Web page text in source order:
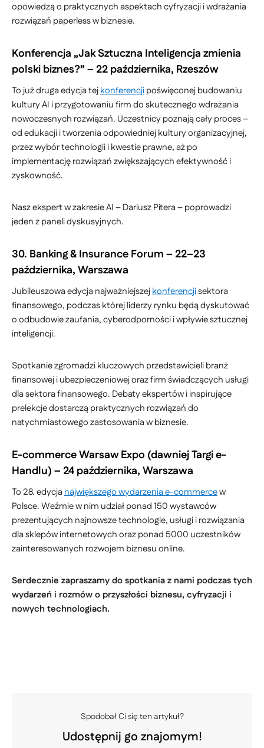
opowiedzą o praktycznych aspektach cyfryzacji i wdrażania
rozwiązań paperless w biznesie.
Konferencja „Jak Sztuczna Inteligencja zmienia
polski biznes?” – 22 października, Rzeszów
To już druga edycja tejkonferencjipoświęconej budowaniu
kultury AI i przygotowaniu firm do skutecznego wdrażania
nowoczesnych rozwiązań. Uczestnicy poznają cały proces –
od edukacji i tworzenia odpowiedniej kultury organizacyjnej,
przez wybór technologii i kwestie prawne, aż po
implementację rozwiązań zwiększających efektywność i
zyskowność.
Nasz ekspert w zakresie AI – Dariusz Pitera – poprowadzi
jeden z paneli dyskusyjnych.
30. Banking & Insurance Forum – 22–23
października, Warszawa
Jubileuszowa edycja najważniejszejkonferencjisektora
finansowego, podczas której liderzy rynku będą dyskutować
o odbudowie zaufania, cyberodporności i wpływie sztucznej
inteligencji.
Spotkanie zgromadzi kluczowych przedstawicieli branż
finansowej i ubezpieczeniowej oraz firm świadczących usługi
dla sektora finansowego. Debaty ekspertów i inspirujące
prelekcje dostarczą praktycznych rozwiązań do
natychmiastowego zastosowania w biznesie.
E-commerce Warsaw Expo (dawniej Targi e-
Handlu) – 24 października, Warszawa
To 28. edycjanajwiększego wydarzenia e-commercew
Polsce. Weźmie w nim udział ponad 150 wystawców
prezentujących najnowsze technologie, usługi i rozwiązania
dla sklepów internetowych oraz ponad 5000 uczestników
zainteresowanych rozwojem biznesu online.
Serdecznie zapraszamy do spotkania z nami podczas tych
wydarzeń i rozmów o przyszłości biznesu, cyfryzacji i
nowych technologiach.
Spodobał Ci się ten artykuł?
Udostępnij go znajomym!